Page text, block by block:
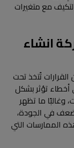
مع متغيرات
انشاء
تُتخذ تحت
أخطاء تؤثر بشكل
وغالبًا ما تظهر
ضعف في الجودة،
الممارسات التي